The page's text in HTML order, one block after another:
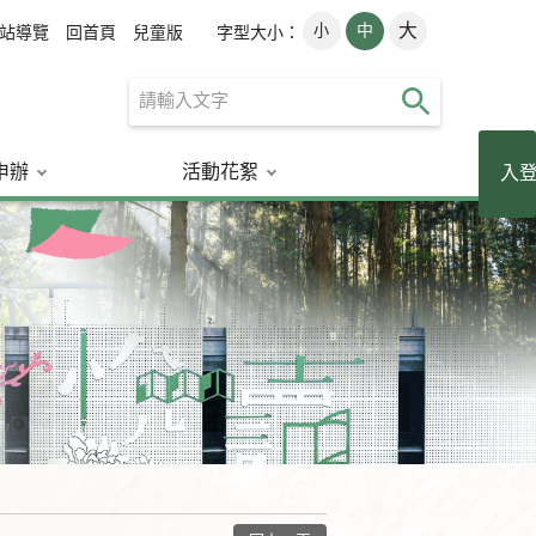
導覽 回首頁 兒童版 字型大小： 小 中 大
讀者登入
辦 活動花絮